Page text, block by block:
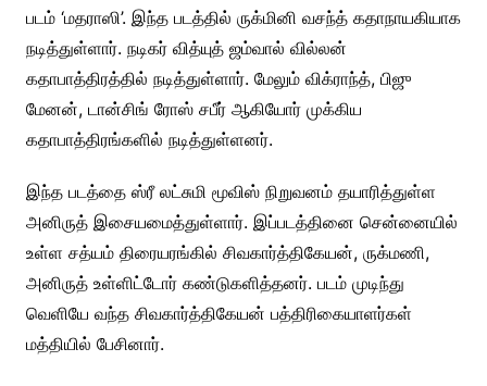
படம் ‘மதராஸி’. இந்த படத்தில் ருக்மினி வசந்த் கதாநாயகியாக
நடித்துள்ளார். நடிகர் வித்யுத் ஜம்வால் வில்லன்
கதாபாத்திரத்தில் நடித்துள்ளார். மேலும் விக்ராந்த், பிஜு
மேனன், டான்சிங் ரோஸ் சபீர் ஆகியோர் முக்கிய
கதாபாத்திரங்களில் நடித்துள்ளனர்.
இந்த படத்தை ஸ்ரீ லட்சுமி மூவிஸ் நிறுவனம் தயாரித்துள்ள
அனிருத் இசையமைத்துள்ளார். இப்படத்தினை சென்னையில்
உள்ள சத்யம் திரையரங்கில் சிவகார்த்திகேயன், ருக்மணி,
அனிருத் உள்ளிட்டோர் கண்டுகளித்தனர். படம் முடிந்து
வெளியே வந்த சிவகார்த்திகேயன் பத்திரிகையாளர்கள்
மத்தியில் பேசினார்.